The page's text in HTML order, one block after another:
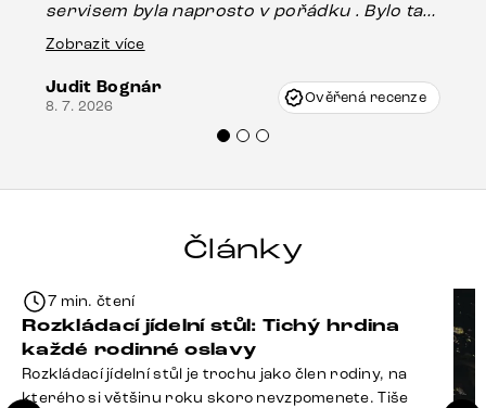
servisem byla naprosto v pořádku . Bylo tam
drobné poškození u nohy stolu, které mohlo
Vincze mi velmi korektně vyšli vstříc.
Doporučuji produkty Delife všem.“
Zobrazit více
Judit Bognár
8. 7. 2026 Ověřená recenze
Články
7 min. čtení
Rozkládací jídelní stůl: Tichý hrdina
každé rodinné oslavy
Rozkládací jídelní stůl je trochu jako člen rodiny, na
kterého si většinu roku skoro nevzpomenete. Tiše